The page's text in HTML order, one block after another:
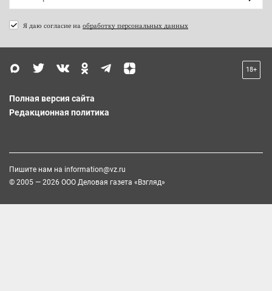
Я даю согласие на обработку персональных данных
18+
Полная версия сайта
Редакционная политика
Пишите нам на information@vz.ru
© 2005 — 2026 ООО Деловая газета «Взгляд»